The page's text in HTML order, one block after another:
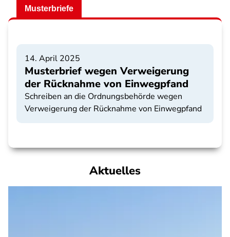
Musterbriefe
14. April 2025
Musterbrief wegen Verweigerung
der Rücknahme von Einwegpfand
Schreiben an die Ordnungsbehörde wegen
Verweigerung der Rücknahme von Einwegpfand
Aktuelles